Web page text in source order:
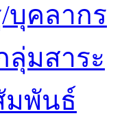
บุคลากร
ลุ่มสาระ
มพันธ์